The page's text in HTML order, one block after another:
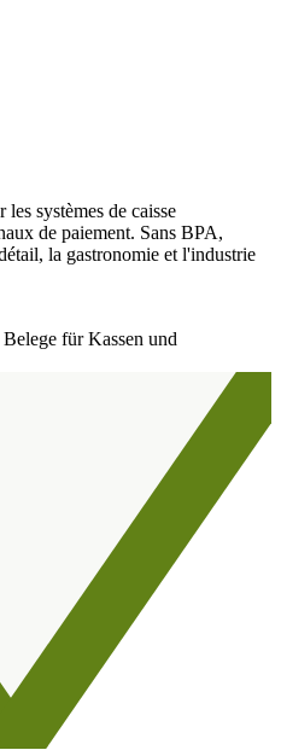
systèmes de caisse
de paiement. Sans BPA,
la gastronomie et l'industrie
für Kassen und